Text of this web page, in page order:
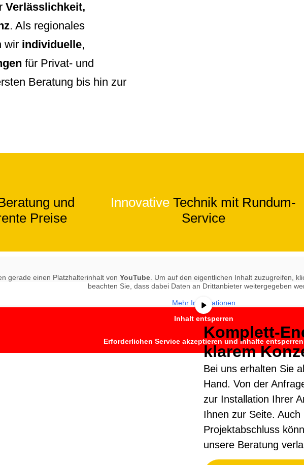
Verlässlichkeit,
. Als regionales
wir individuelle,
für Privat- und
Beratung bis hin zur
und
Preise
Innovative Technik mit Rundum-
Service
gerade einen Platzhalterinhalt von YouTube. Um auf den eigentlichen Inhalt zuzugreifen,
beachten Sie, dass dabei Daten an Drittanbieter weitergegeben
Mehr Informationen
Inhalt entsperren
Erforderlichen Service akzeptieren und Inhalte entsperren
Komplett-
klarem
Bei uns erhalten Sie
Hand. Von der
zur Installation Ihrer
Ihnen zur Seite. Auch
Projektabschluss
unsere Beratung